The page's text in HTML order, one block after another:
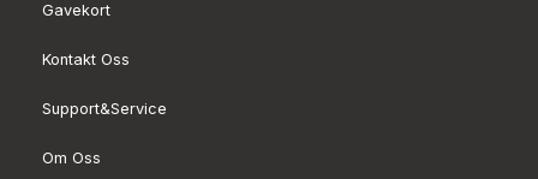
Gavekort
Kontakt Oss
Support&Service
Om Oss